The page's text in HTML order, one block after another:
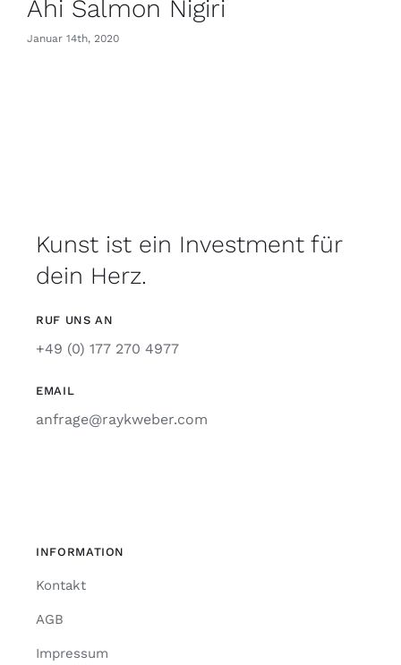
Ahi Salmon Nigiri
Januar 14th, 2020
Kunst ist ein Investment für
dein Herz.
RUF UNS AN
+49 (0) 177 270 4977
EMAIL
anfrage@raykweber.com
INFORMATION
Kontakt
AGB
Impressum